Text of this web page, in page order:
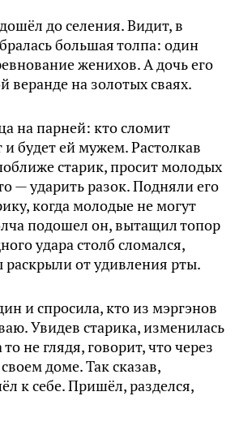
до селения. Видит, в
большая толпа: один
женихов. А дочь его
веранде на золотых сваях.
на парней: кто сломит
и будет ей мужем. Растолкав
старик, просит молодых
— ударить разок. Подняли его
когда молодые не могут
подошел он, вытащил топор
удара столб сломался,
от удивления рты.
и спросила, кто из мэргэнов
Увидев старика, изменилась
не глядя, говорит, что через
доме. Так сказав,
к себе. Пришёл, разделся,